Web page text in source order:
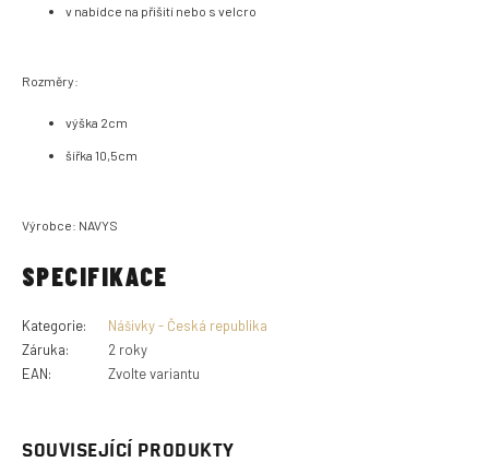
SOUVISEJÍCÍ PRODUKTY
v nabídce na přišití nebo s velcro
Rozměry:
výška 2cm
šířka 10,5cm
Výrobce: NAVYS
SPECIFIKACE
Kategorie:
Nášivky - Česká republika
Záruka:
2 roky
EAN: Zvolte variantu